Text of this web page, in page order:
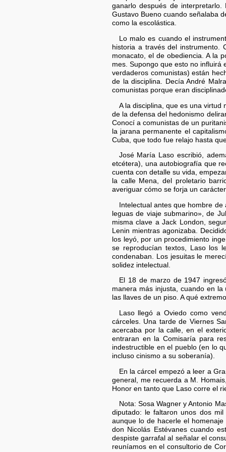
ganarlo después de
Gustavo Bueno cuando señalaba
como la escolástica.
Lo malo es cuando el
historia a través del instrumento.
monacato, el de obediencia. A la
mes. Supongo que esto no influirá
verdaderos comunistas) están
de la disciplina. Decía André
comunistas porque eran
A la disciplina, que es una virtud
de la defensa del hedonismo
Conocí a comunistas de un
la jarana permanente el
Cuba, que todo fue relajo hasta
José María Laso escribió,
etcétera), una autobiografía que
cuenta con detalle su vida,
la calle Mena, del proletario
averiguar cómo se forja un
Intelectual antes que hombre
leguas de viaje submarino», de
misma clave a Jack London,
Lenin mientras agonizaba.
los leyó, por un procedimiento
se reproducían textos, Laso los
condenaban. Los jesuitas le
solidez intelectual.
El 18 de marzo de 1947
manera más injusta, cuando en
las llaves de un piso. A qué
Laso llegó a Oviedo como
cárceles. Una tarde de Viernes
acercaba por la calle, en el
entraran en la Comisaría para
indestructible en el pueblo (en lo
incluso cinismo a su soberanía).
En la cárcel empezó a leer a
general, me recuerda a M.
Honor en tanto que Laso corre el
Nota: Sosa Wagner y Antonio
diputado: le faltaron unos dos
aunque lo de hacerle el
don Nicolás Estévanes cuando
despiste garrafal al señalar el
reuníamos en el consultorio de